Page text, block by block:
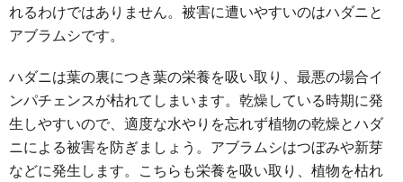
れるわけではありません。被害に遭いやすいのはハダニと
アブラムシです。
ハダニは葉の裏につき葉の栄養を吸い取り、最悪の場合イ
ンパチェンスが枯れてしまいます。乾燥している時期に発
生しやすいので、適度な水やりを忘れず植物の乾燥とハダ
ニによる被害を防ぎましょう。アブラムシはつぼみや新芽
などに発生します。こちらも栄養を吸い取り、植物を枯れ